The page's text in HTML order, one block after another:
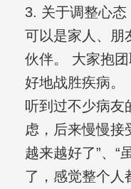
3. 关于调整心态
可以是家人、朋
伙伴。 大家抱
好地战胜疾病。
听到过不少病友
虑，后来慢慢接
越来越好了”、“
了，感觉整个人